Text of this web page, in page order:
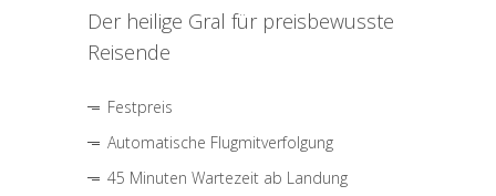
Der heilige Gral für preisbewusste
Reisende
Festpreis
Automatische Flugmitverfolgung
45 Minuten Wartezeit ab Landung